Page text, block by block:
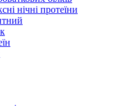
нічні протеїни